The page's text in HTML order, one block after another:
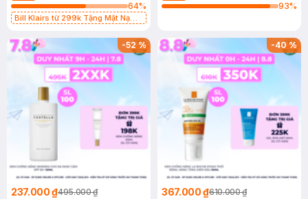
64%
Bill Klairs từ 299k Tặng Mặt Nạ
25ml (SL Có Hạn)
93%
-52%
237.000 ₫495.000 ₫
-40%
367.000 ₫610.000 ₫